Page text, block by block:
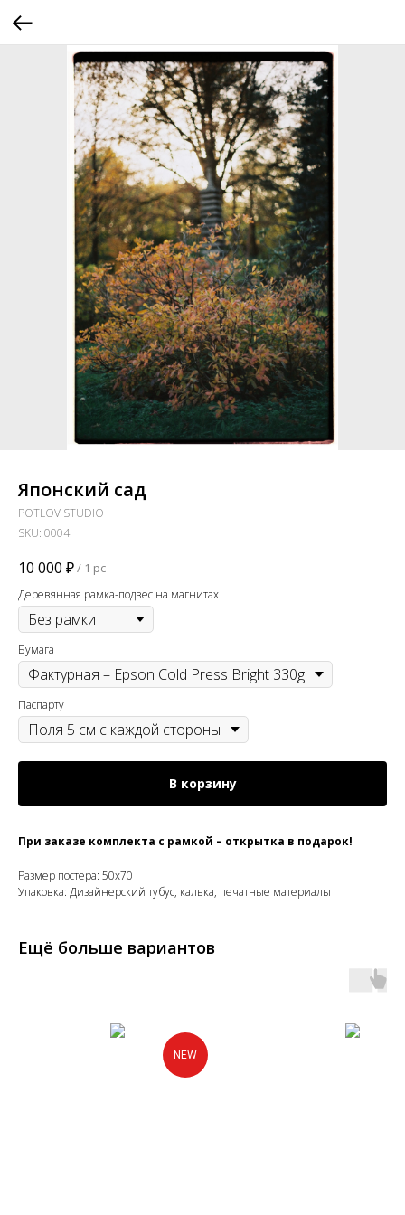
Японский сад
POTLOV STUDIO
SKU: 0004
10 000 ₽/ 1 pc
Деревянная рамка-подвес на магнитах
Бумага
Паспарту
В корзину
При заказе комплекта с рамкой – открытка в подарок!
Размер постера: 50х70
Упаковка: Дизайнерский тубус, калька, печатные материалы
Ещё больше вариантов
NEW